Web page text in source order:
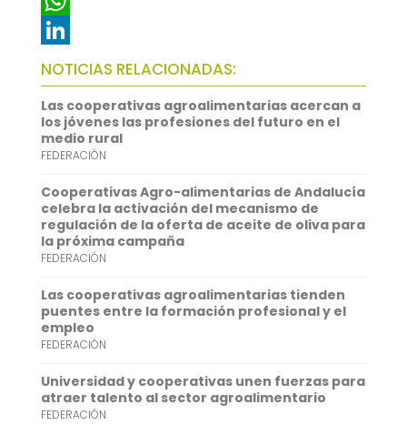
e
b
o
o
k
t
t
e
r
m
a
i
l
W
h
a
t
s
A
p
p
L
i
n
k
e
d
I
n
NOTICIAS RELACIONADAS:
Las cooperativas agroalimentarias acercan a
los jóvenes las profesiones del futuro en el
medio rural
FEDERACIÓN
Cooperativas Agro-alimentarias de Andalucía
celebra la activación del mecanismo de
regulación de la oferta de aceite de oliva para
la próxima campaña
FEDERACIÓN
Las cooperativas agroalimentarias tienden
puentes entre la formación profesional y el
empleo
FEDERACIÓN
Universidad y cooperativas unen fuerzas para
atraer talento al sector agroalimentario
FEDERACIÓN